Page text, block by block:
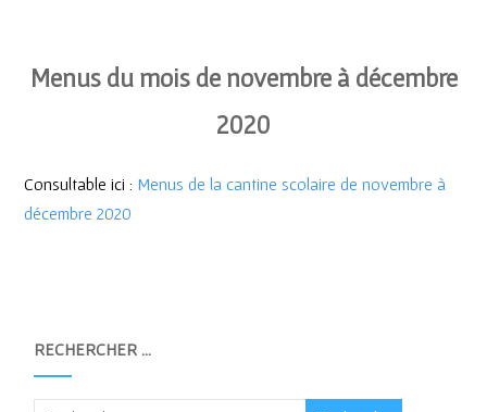
Menus du mois de novembre à décembre
2020
Consultable ici : Menus de la cantine scolaire de novembre à
décembre 2020
RECHERCHER …